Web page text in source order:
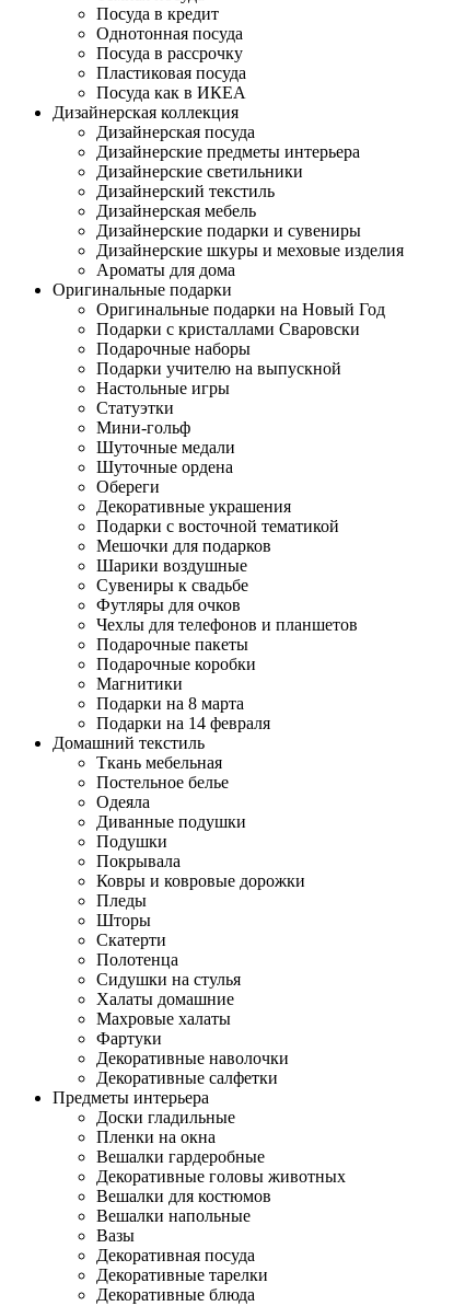
Посуда в кредит
Однотонная посуда
Посуда в рассрочку
Пластиковая посуда
Посуда как в ИКЕА
Дизайнерская коллекция
Дизайнерская посуда
Дизайнерские предметы интерьера
Дизайнерские светильники
Дизайнерский текстиль
Дизайнерская мебель
Дизайнерские подарки и сувениры
Дизайнерские шкуры и меховые изделия
Ароматы для дома
Оригинальные подарки
Оригинальные подарки на Новый Год
Подарки с кристаллами Сваровски
Подарочные наборы
Подарки учителю на выпускной
Настольные игры
Статуэтки
Мини-гольф
Шуточные медали
Шуточные ордена
Обереги
Декоративные украшения
Подарки с восточной тематикой
Мешочки для подарков
Шарики воздушные
Сувениры к свадьбе
Футляры для очков
Чехлы для телефонов и планшетов
Подарочные пакеты
Подарочные коробки
Магнитики
Подарки на 8 марта
Подарки на 14 февраля
Домашний текстиль
Ткань мебельная
Постельное белье
Одеяла
Диванные подушки
Подушки
Покрывала
Ковры и ковровые дорожки
Пледы
Шторы
Скатерти
Полотенца
Сидушки на стулья
Халаты домашние
Махровые халаты
Фартуки
Декоративные наволочки
Декоративные салфетки
Предметы интерьера
Доски гладильные
Пленки на окна
Вешалки гардеробные
Декоративные головы животных
Вешалки для костюмов
Вешалки напольные
Вазы
Декоративная посуда
Декоративные тарелки
Декоративные блюда